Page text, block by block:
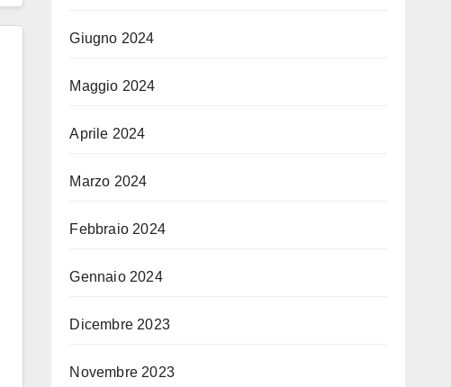
Giugno 2024
Maggio 2024
Aprile 2024
Marzo 2024
Febbraio 2024
Gennaio 2024
Dicembre 2023
Novembre 2023